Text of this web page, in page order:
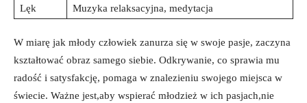
Lęk
Muzyka relaksacyjna, medytacja
W miarę jak⁤ młody człowiek zanurza się⁤ w swoje pasje, zaczyna
kształtować ⁣obraz samego siebie. Odkrywanie, co sprawia ‌mu
radość i satysfakcję, pomaga w znalezieniu swojego miejsca w
świecie. Ważne jest,aby wspierać młodzież w ich pasjach,nie